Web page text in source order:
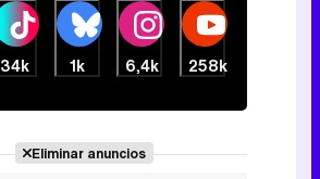
34k 1k 6,4k 258k
Eliminar anuncios